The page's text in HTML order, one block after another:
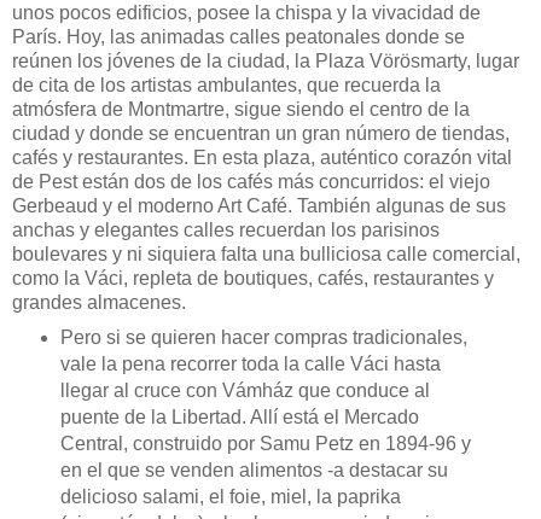
unos pocos edificios, posee la chispa y la vivacidad de
París. Hoy, las animadas calles peatonales donde se
reúnen los jóvenes de la ciudad, la Plaza Vörösmarty, lugar
de cita de los artistas ambulantes, que recuerda la
atmósfera de Montmartre, sigue siendo el centro de la
ciudad y donde se encuentran un gran número de tiendas,
cafés y restaurantes. En esta plaza, auténtico corazón vital
de Pest están dos de los cafés más concurridos: el viejo
Gerbeaud y el moderno Art Café. También algunas de sus
anchas y elegantes calles recuerdan los parisinos
boulevares y ni siquiera falta una bulliciosa calle comercial,
como la Váci, repleta de boutiques, cafés, restaurantes y
grandes almacenes.
Pero si se quieren hacer compras tradicionales,
vale la pena recorrer toda la calle Váci hasta
llegar al cruce con Vámház que conduce al
puente de la Libertad. Allí está el Mercado
Central, construido por Samu Petz en 1894-96 y
en el que se venden alimentos -a destacar su
delicioso salami, el foie, miel, la paprika